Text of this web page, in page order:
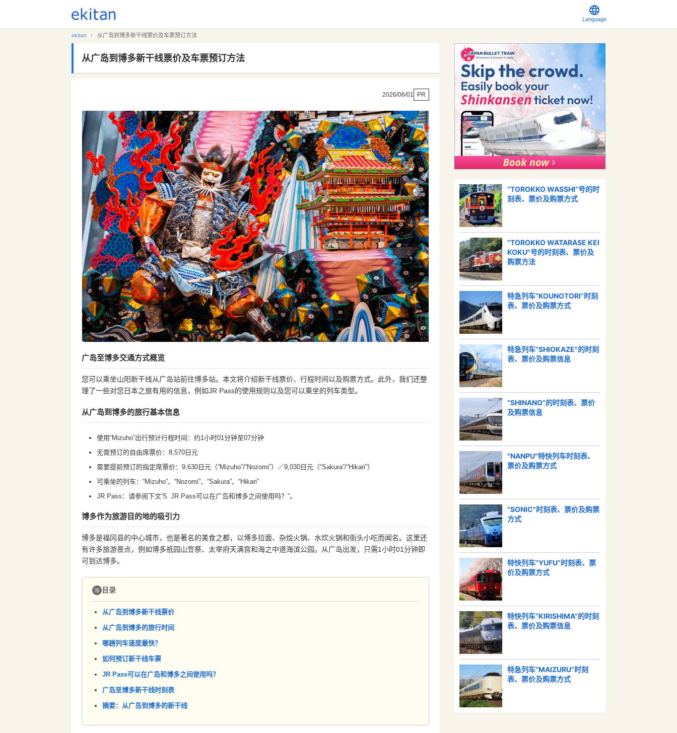
Language
ekitan › 从广岛到博多新干线票价及车票预订方法
从广岛到博多新干线票价及车票预订方法
2026/06/01 PR
广岛至博多交通方式概览
您可以乘坐山阳新干线从广岛站前往博多站。本文将介绍新干线票价、行程时间以及购票方式。此外，我们还整
理了一些对您日本之旅有用的信息，例如JR Pass的使用规则以及您可以乘坐的列车类型。
从广岛到博多的旅行基本信息
使用“Mizuho”出行预计行程时间：约1小时01分钟至07分钟
无需预订的自由席票价：8,570日元
需要提前预订的指定席票价：9,630日元（“Mizuho”/“Nozomi”）／9,030日元（“Sakura”/“Hikari”）
可乘坐的列车：“Mizuho”、“Nozomi”、“Sakura”、“Hikari”
JR Pass：请参阅下文“5. JR Pass可以在广岛和博多之间使用吗？”。
博多作为旅游目的地的吸引力
博多是福冈县的中心城市，也是著名的美食之都，以博多拉面、杂烩火锅、水炊火锅和街头小吃而闻名。这里还
有许多旅游景点，例如博多祇园山笠祭、太宰府天满宫和海之中道海滨公园。从广岛出发，只需1小时01分钟即
可到达博多。
目录
从广岛到博多新干线票价
从广岛到博多的旅行时间
哪趟列车速度最快？
如何预订新干线车票
JR Pass可以在广岛和博多之间使用吗？
广岛至博多新干线时刻表
摘要：从广岛到博多的新干线
“TOROKKO WASSHI”号的时
刻表、票价及购票方式
"TOROKKO WATARASE KEI
KOKU"号的时刻表、票价及
购票方法
特急列车“KOUNOTORI”时刻
表、票价及购票方式
特急列车"SHIOKAZE"的时刻
表、票价及购票信息
“SHINANO”的时刻表、票价
及购票信息
"NANPU"特快列车时刻表、
票价及购票方式
"SONIC"时刻表、票价及购票
方式
特快列车“YUFU”时刻表、票
价及购票方式
特快列车“KIRISHIMA”的时刻
表、票价及购票信息
特急列车“MAIZURU”时刻
表、票价及购票方式